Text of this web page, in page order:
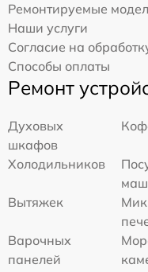
Ремонтируемые
Наши услуги
Согласие на
Способы оплаты
Ремонт
Духовых
шкафов
Холодильников
Вытяжек
Варочных
панелей